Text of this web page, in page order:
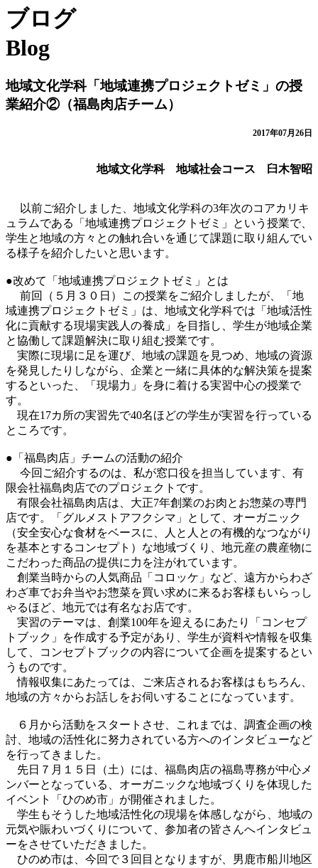
ブログ
Blog
地域文化学科「地域連携プロジェクトゼミ」の授
業紹介②（福島肉店チーム）
2017年07月26日
地域文化学科 地域社会コース 臼木智昭
以前ご紹介しました、地域文化学科の3年次のコアカリキ
ュラムである「地域連携プロジェクトゼミ」という授業で、
学生と地域の方々との触れ合いを通じて課題に取り組んでい
る様子を紹介したいと思います。
●改めて「地域連携プロジェクトゼミ」とは
前回（５月３０日）この授業をご紹介しましたが、「地
域連携プロジェクトゼミ」は、地域文化学科では「地域活性
化に貢献する現場実践人の養成」を目指し、学生が地域企業
と協働して課題解決に取り組む授業です。
実際に現場に足を運び、地域の課題を見つめ、地域の資源
を発見したりしながら、企業と一緒に具体的な解決策を提案
するといった、「現場力」を身に着ける実習中心の授業で
す。
現在17カ所の実習先で40名ほどの学生が実習を行っている
ところです。
●「福島肉店」チームの活動の紹介
今回ご紹介するのは、私が窓口役を担当しています、有
限会社福島肉店でのプロジェクトです。
有限会社福島肉店は、大正7年創業のお肉とお惣菜の専門
店です。「グルメストアフクシマ」として、オーガニック
（安全安心な食材をベースに、人と人との有機的なつながり
を基本とするコンセプト）な地域づくり、地元産の農産物に
こだわった商品の提供に力を注がれています。
創業当時からの人気商品「コロッケ」など、遠方からわざ
わざ車でお弁当やお惣菜を買い求めに来るお客様もいらっし
ゃるほど、地元では有名なお店です。
実習のテーマは、創業100年を迎えるにあたり「コンセプ
トブック」を作成する予定があり、学生が資料や情報を収集
して、コンセプトブックの内容について企画を提案するとい
うものです。
情報収集にあたっては、ご来店されるお客様はもちろん、
地域の方々からお話しをお伺いすることになっています。
６月から活動をスタートさせ、これまでは、調査企画の検
討、地域の活性化に努力されている方へのインタビューなど
を行ってきました。
先日７月１５日（土）には、福島肉店の福島専務が中心メ
ンバーとなっている、オーガニックな地域づくりを体現した
イベント「ひのめ市」が開催されました。
学生もそうした地域活性化の現場を体感しながら、地域の
元気や賑わいづくりについて、参加者の皆さんへインタビュ
ーをさせていただきました。
ひのめ市は、今回で３回目となりますが、男鹿市船川地区